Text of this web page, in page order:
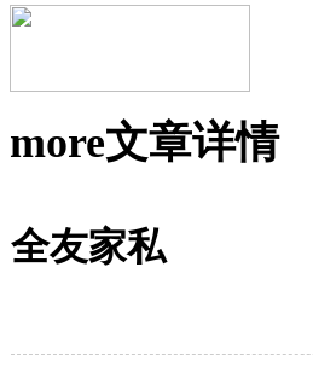
more文章详情
全友家私